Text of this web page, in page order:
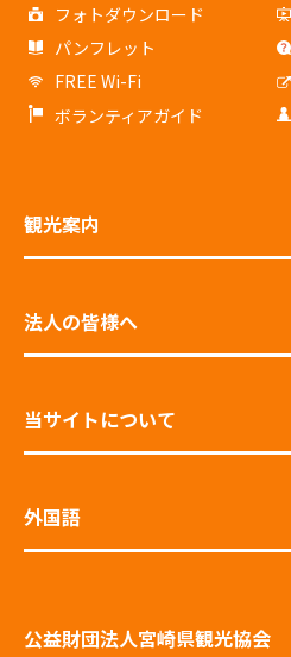
フォトダウンロード
パンフレット
FREE Wi-Fi
ボランティアガイド
観光案内
法人の皆様へ
当サイトについて
外国語
公益財団法人宮崎県観光協会